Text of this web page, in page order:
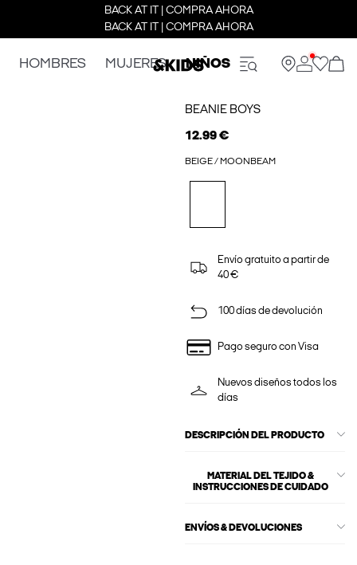
BACK AT IT | COMPRA AHORA
BACK AT IT | COMPRA AHORA
HOMBRES MUJERES NIÑOS
BEANIE BOYS
12.99 €
BEIGE / MOONBEAM
Envío gratuito a partir de
40 €
100 días de devolución
Pago seguro con Visa
Nuevos diseños todos los
días
DESCRIPCIÓN DEL PRODUCTO
MATERIAL DEL TEJIDO &
INSTRUCCIONES DE CUIDADO
ENVÍOS & DEVOLUCIONES